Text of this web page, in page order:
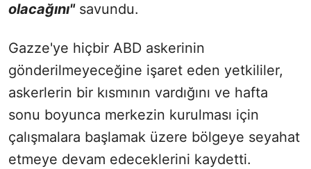
olacağını"savundu.
Gazze'ye hiçbir ABD askerinin
gönderilmeyeceğine işaret eden yetkililer,
askerlerin bir kısmının vardığını ve hafta
sonu boyunca merkezin kurulması için
çalışmalara başlamak üzere bölgeye seyahat
etmeye devam edeceklerini kaydetti.